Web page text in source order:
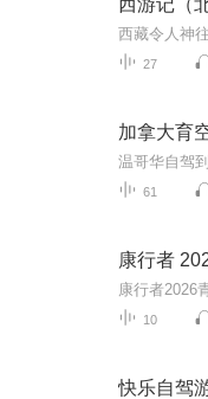
27
加拿大育
温哥华自驾
61
康行者
康行者2026
10
快乐自驾